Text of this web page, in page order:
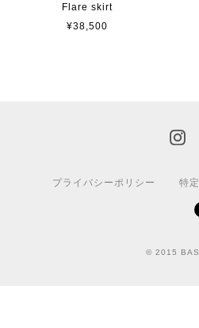
Flare skirt
¥38,500
プライバシーポリシー 特
© 2015